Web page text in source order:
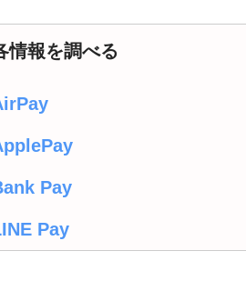
情報を調べる
Pay
Pay